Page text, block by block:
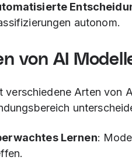
autonom.
von AI
verschiedene Arten von
Lernen: